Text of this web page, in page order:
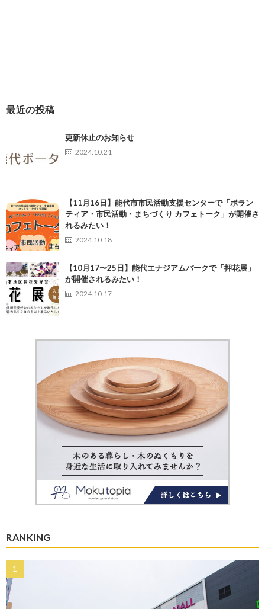
最近の投稿
更新休止のお知らせ
2024.10.21
【11月16日】能代市市民活動支援センターで「ボラン
ティア・市民活動・まちづくり カフェトーク」が開催さ
れるみたい！
2024.10.18
【10月17〜25日】能代エナジアムパークで「押花展」
が開催されるみたい！
2024.10.17
RANKING